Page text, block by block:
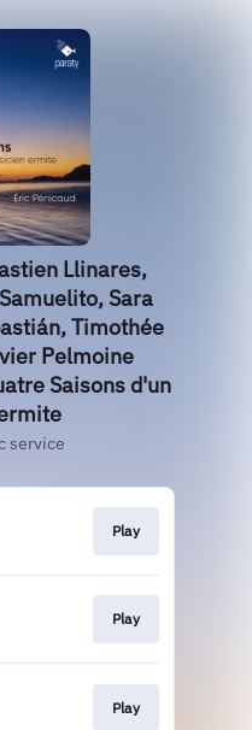
Llinares,
Sara
Timothée
Pelmoine
Saisons d'un
service
Play
Play
Play